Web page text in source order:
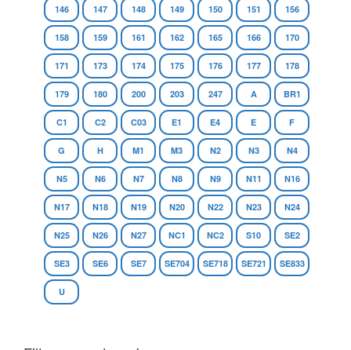
146 147 148 149 150 151 156
158 159 161 162 165 166 170
171 173 174 175 176 177 178
179 180 200 203 247 A BR1
C1 C2 C03 E1 E4 E F
G H M1 M3 N2 N3 N4
N5 N6 N7 N8 N9 N11 N16
N17 N18 N19 N20 N22 N23 N24
N25 N26 N27 NC1 NC2 S10 SE2
SE3 SE6 SE7 SE704 SE718 SE721 SE833
U